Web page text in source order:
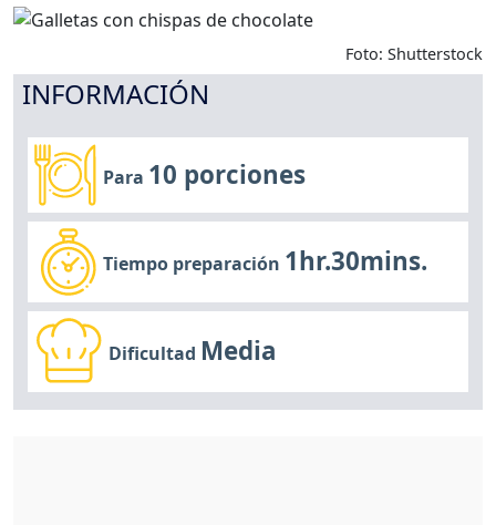
Foto: Shutterstock
INFORMACIÓN
Para 10 porciones
Tiempo preparación 1hr.30mins.
Dificultad Media